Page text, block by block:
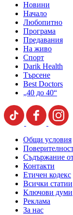
Новини
Начало
Любопитно
Програма
Предавания
На живо
Спорт
Darik Health
Търсене
Best Doctors
„40 до 40“
Общи условия
Съдържание
Контакти
Етичен кодекс
Всички статии
Ключови думи
Реклама
За нас